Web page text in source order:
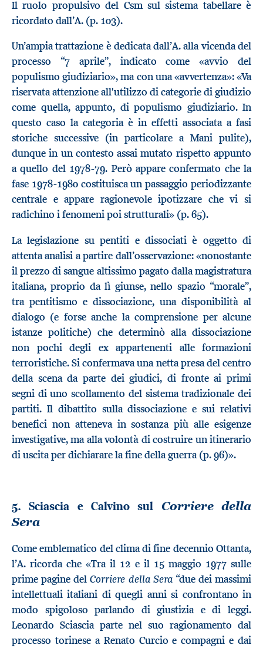
Il ruolo propulsivo del Csm sul sistema tabellare è
ricordato dall’A. (p. 103).
Un’ampia trattazione è dedicata dall’A. alla vicenda del
processo “7 aprile”, indicato come «avvio del
populismo giudiziario», ma con una «avvertenza»: «Va
riservata attenzione all'utilizzo di categorie di giudizio
come quella, appunto, di populismo giudiziario. In
questo caso la categoria è in effetti associata a fasi
storiche successive (in particolare a Mani pulite),
dunque in un contesto assai mutato rispetto appunto
a quello del 1978-79. Però appare confermato che la
fase 1978-1980 costituisca un passaggio periodizzante
centrale e appare ragionevole ipotizzare che vi si
radichino i fenomeni poi strutturali» (p. 65).
La legislazione su pentiti e dissociati è oggetto di
attenta analisi a partire dall’osservazione: «nonostante
il prezzo di sangue altissimo pagato dalla magistratura
italiana, proprio da lì giunse, nello spazio “morale”,
tra pentitismo e dissociazione, una disponibilità al
dialogo (e forse anche la comprensione per alcune
istanze politiche) che determinò alla dissociazione
non pochi degli ex appartenenti alle formazioni
terroristiche. Si confermava una netta presa del centro
della scena da parte dei giudici, di fronte ai primi
segni di uno scollamento del sistema tradizionale dei
partiti. Il dibattito sulla dissociazione e sui relativi
benefici non atteneva in sostanza più alle esigenze
investigative, ma alla volontà di costruire un itinerario
di uscita per dichiarare la fine della guerra (p. 96)».
5. Sciascia e Calvino sul Corriere della
Sera
Come emblematico del clima di fine decennio Ottanta,
l’A. ricorda che «Tra il 12 e il 15 maggio 1977 sulle
prime pagine delCorriere della Sera “due dei massimi
intellettuali italiani di quegli anni si confrontano in
modo spigoloso parlando di giustizia e di leggi.
Leonardo Sciascia parte nel suo ragionamento dal
processo torinese a Renato Curcio e compagni e dai